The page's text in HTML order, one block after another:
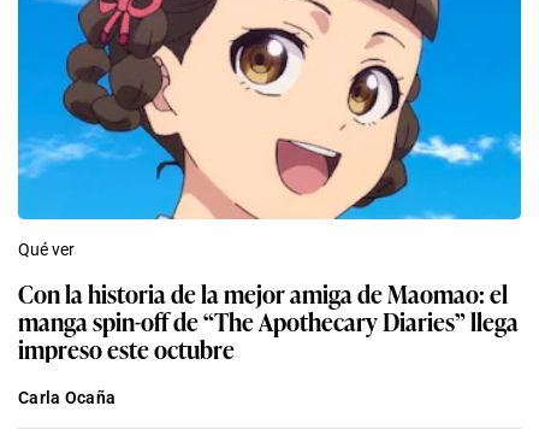
Qué ver
Con la historia de la mejor amiga de Maomao: el
manga spin-off de “The Apothecary Diaries” llega
impreso este octubre
Carla Ocaña